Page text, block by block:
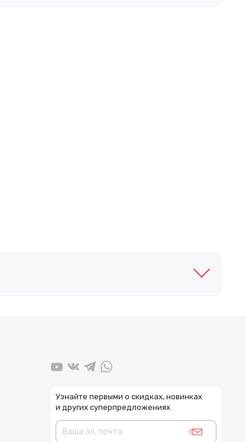
Узнайте первыми о скидках, новинках
и других суперпредложениях